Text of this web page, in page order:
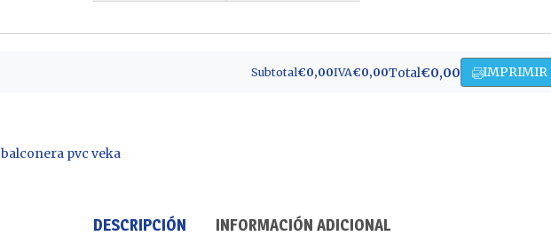
Subtotal€0,00IVA€0,00Total€0,00 IMPRIMIR
balconera pvc veka
DESCRIPCIÓN INFORMACIÓN ADICIONAL